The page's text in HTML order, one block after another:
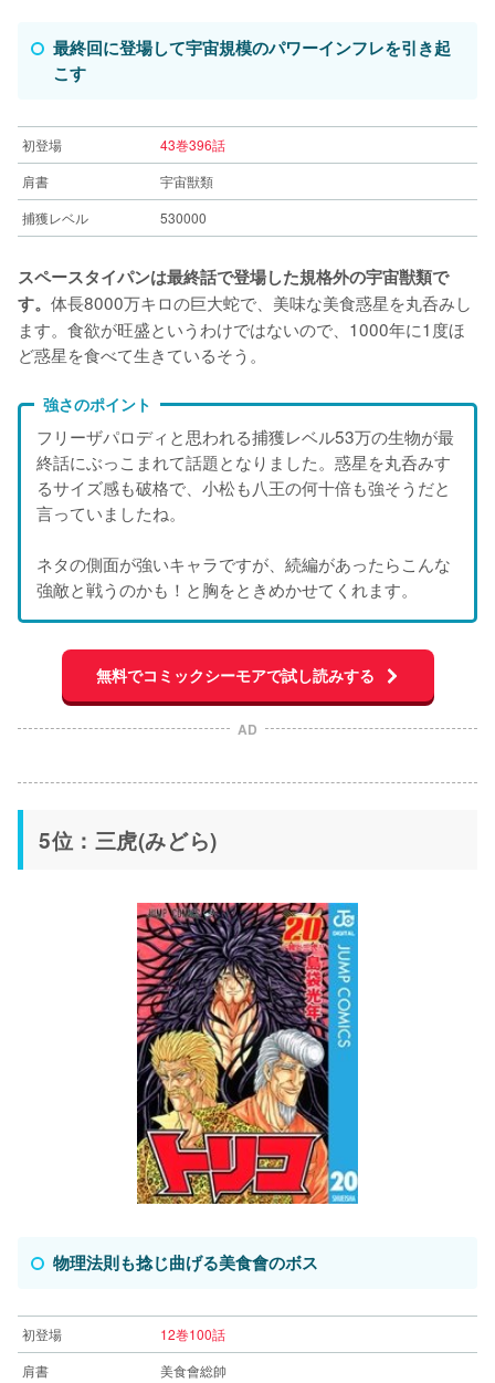
最終回に登場して宇宙規模のパワーインフレを引き起
こす
初登場
43巻396話
肩書
宇宙獣類
捕獲レベル
530000
スペースタイパンは最終話で登場した規格外の宇宙獣類で
す。 体長8000万キロの巨大蛇で、美味な美食惑星を丸呑みし
ます。食欲が旺盛というわけではないので、1000年に1度ほ
ど惑星を食べて生きているそう。
強さのポイント
フリーザパロディと思われる捕獲レベル53万の生物が最
終話にぶっこまれて話題となりました。惑星を丸呑みす
るサイズ感も破格で、小松も八王の何十倍も強そうだと
言っていましたね。
ネタの側面が強いキャラですが、続編があったらこんな
強敵と戦うのかも！と胸をときめかせてくれます。
無料でコミックシーモアで試し読みする
AD
5位：三虎(みどら)
物理法則も捻じ曲げる美食會のボス
初登場
12巻100話
肩書
美食會総帥